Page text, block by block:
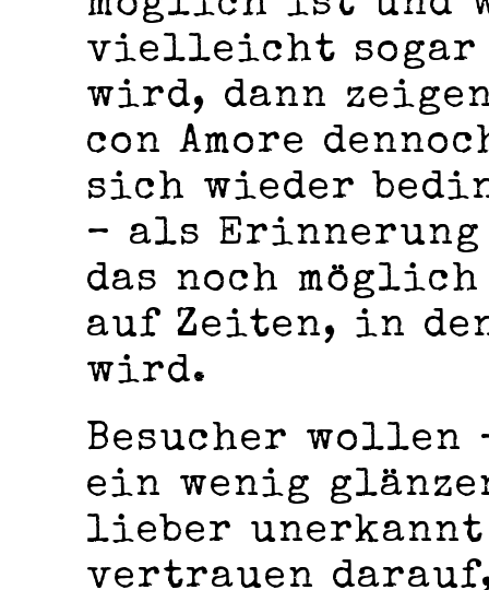
vielleicht
wird, dann
con Amore
sich wieder
– als
das noch
auf Zeiten, in
wird.
Besucher wollen
ein wenig
lieber
vertrauen